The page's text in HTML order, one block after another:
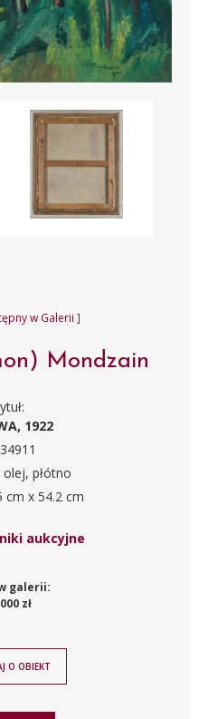
w Galerii ]
Mondzain
1922
olej, płótno
cm x 54.2 cm
aukcyjne
galerii:
zł
O OBIEKT